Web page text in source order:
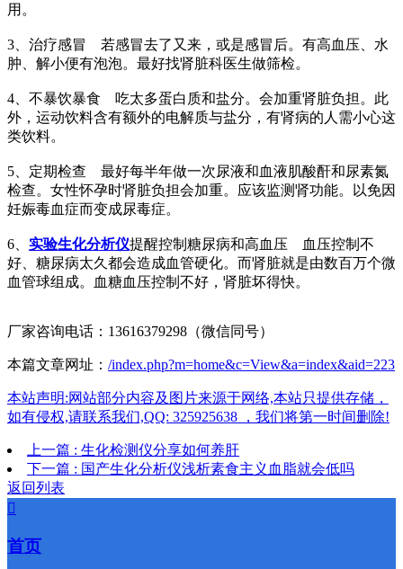
用。
3、治疗感冒 若感冒去了又来，或是感冒后。有高血压、水
肿、解小便有泡泡。最好找肾脏科医生做筛检。
4、不暴饮暴食 吃太多蛋白质和盐分。会加重肾脏负担。此
外，运动饮料含有额外的电解质与盐分，有肾病的人需小心这
类饮料。
5、定期检查 最好每半年做一次尿液和血液肌酸酐和尿素氮
检查。女性怀孕时肾脏负担会加重。应该监测肾功能。以免因
妊娠毒血症而变成尿毒症。
6、 实验生化分析仪提醒控制糖尿病和高血压 血压控制不
好、糖尿病太久都会造成血管硬化。而肾脏就是由数百万个微
血管球组成。血糖血压控制不好，肾脏坏得快。
厂家咨询电话：13616379298（微信同号）
本篇文章网址： /index.php?m=home&c=View&a=index&aid=223
本站声明:网站部分内容及图片来源于网络,本站只提供存储，
如有侵权,请联系我们,QQ: 325925638 ，我们将第一时间删除!
上一篇 : 生化检测仪分享如何养肝
下一篇 : 国产生化分析仪浅析素食主义血脂就会低吗
返回列表

首页